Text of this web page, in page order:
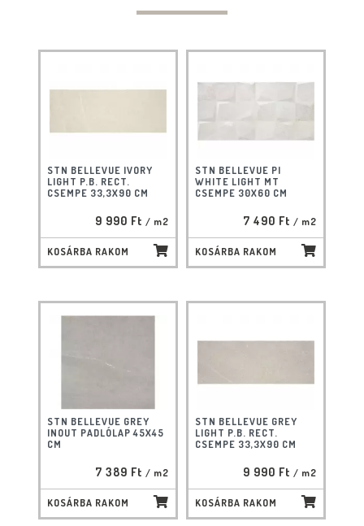
STN BELLEVUE IVORY
LIGHT P.B. RECT.
CSEMPE 33,3X90 CM
9 990 Ft / m2
KOSÁRBA RAKOM
STN BELLEVUE PI
WHITE LIGHT MT
CSEMPE 30X60 CM
7 490 Ft / m2
KOSÁRBA RAKOM
STN BELLEVUE GREY
INOUT PADLÓLAP 45X45
CM
7 389 Ft / m2
KOSÁRBA RAKOM
STN BELLEVUE GREY
LIGHT P.B. RECT.
CSEMPE 33,3X90 CM
9 990 Ft / m2
KOSÁRBA RAKOM